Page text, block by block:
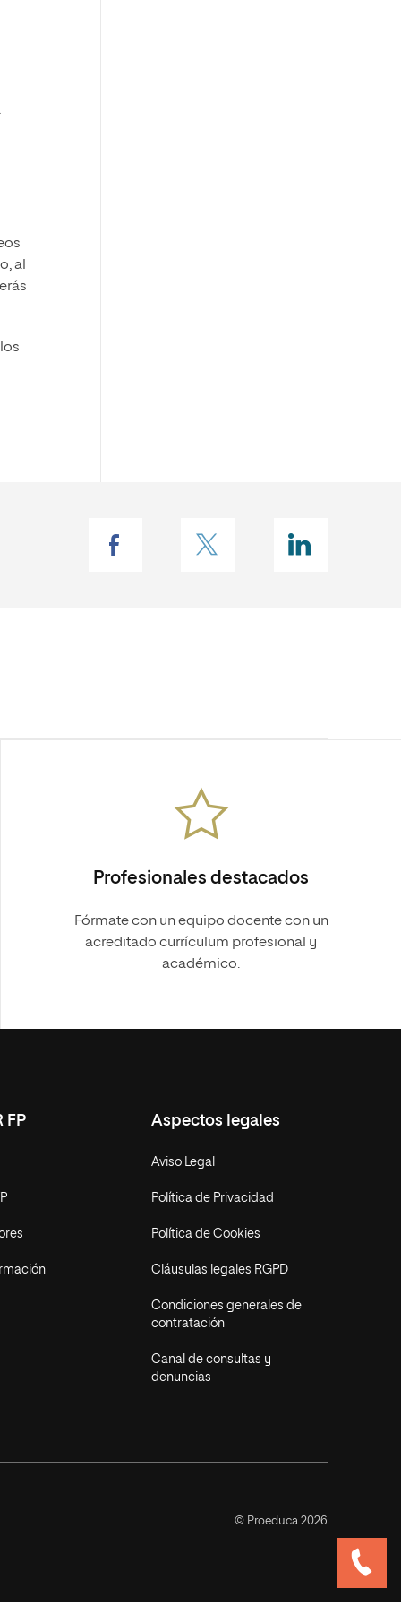
al
Profesionales destacados
Fórmate con un equipo docente con un
acreditado currículum profesional y
académico.
FP Aspectos legales
Aviso Legal
Política de Privacidad
Política de Cookies
Cláusulas legales RGPD
Condiciones generales de
contratación
Canal de consultas y
denuncias
© Proeduca 2026